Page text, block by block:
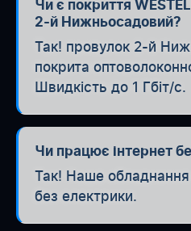
Чи є покриття
2-й Нижньосадовий?
Так! провулок 2-й
покрита
Швидкість до 1 Гбіт/с.
Чи працює інтернет
Так! Наше
без електрики.